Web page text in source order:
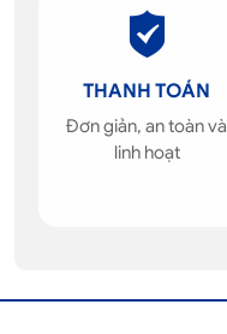
THANH TOÁN
Đơn giản, an toàn và
linh hoạt